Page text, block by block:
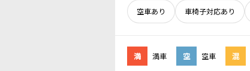
空車あり 車椅子対応あり
満 満車 空 空車 混